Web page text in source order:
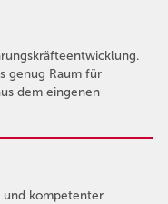
genug Raum für
dem eingenen
und kompetenter